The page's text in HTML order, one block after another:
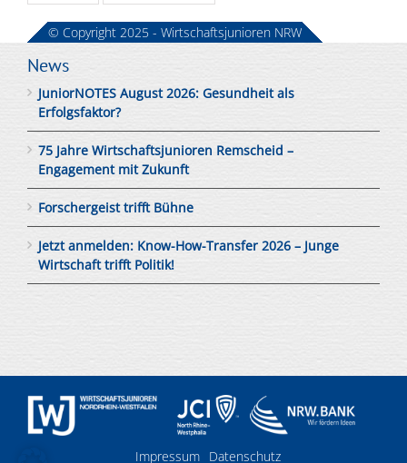
News
JuniorNOTES August 2026: Gesundheit als
Erfolgsfaktor?
75 Jahre Wirtschaftsjunioren Remscheid –
Engagement mit Zukunft
Forschergeist trifft Bühne
Jetzt anmelden: Know-How-Transfer 2026 – Junge
Wirtschaft trifft Politik!
© Copyright 2025 - Wirtschaftsjunioren NRW
Impressum Datenschutz